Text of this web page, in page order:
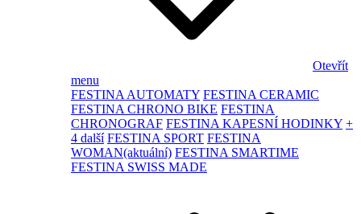
Otevřít
menu
FESTINA AUTOMATY FESTINA CERAMIC
FESTINA CHRONO BIKE FESTINA
CHRONOGRAF FESTINA KAPESNÍ HODINKY +
4 další FESTINA SPORT FESTINA
WOMAN(aktuální) FESTINA SMARTIME
FESTINA SWISS MADE